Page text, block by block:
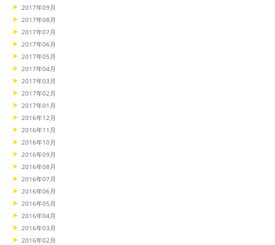
2017年09月
2017年08月
2017年07月
2017年06月
2017年05月
2017年04月
2017年03月
2017年02月
2017年01月
2016年12月
2016年11月
2016年10月
2016年09月
2016年08月
2016年07月
2016年06月
2016年05月
2016年04月
2016年03月
2016年02月